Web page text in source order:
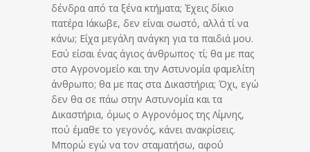
δένδρα από τα ξένα κτήματα; Έχεις δίκιο
πατέρα Ιάκωβε, δεν είναι σωστό, αλλά τί να
κάνω; Είχα μεγάλη ανάγκη για τα παιδιά μου.
Εσύ είσαι ένας άγιος άνθρωπος· τί; θα με πας
στο Αγρονομείο και την Αστυνομία φαμελίτη
άνθρωπο; θα με πας στα Δικαστήρια; Όχι, εγώ
δεν θα σε πάω στην Αστυνομία και τα
Δικαστήρια, όμως ο Αγρονόμος της Λίμνης,
πού έμαθε το γεγονός, κάνει ανακρίσεις.
Μπορώ εγώ να τον σταματήσω, αφοΰ